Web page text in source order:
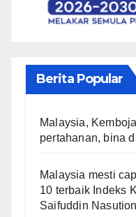
Berita Popular
Malaysia,
pertahanan, bina
Malaysia mesti
10 terbaik Indeks
Saifuddin Nasution